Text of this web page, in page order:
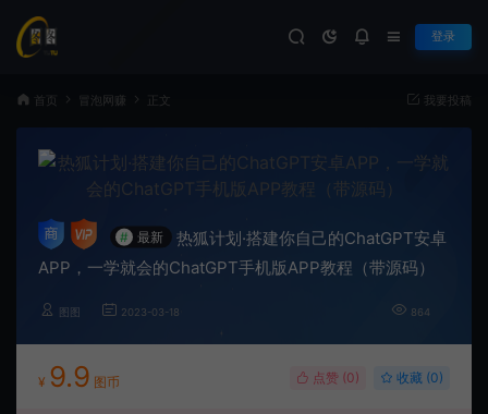
登录
首页 冒泡网赚 正文 我要投稿
# 最新
热狐计划·搭建你自己的ChatGPT安卓
APP，一学就会的ChatGPT手机版APP教程（带源码）
图图 2023-03-18 864
¥ 9.9 图币 点赞 (0) 收藏 (0)